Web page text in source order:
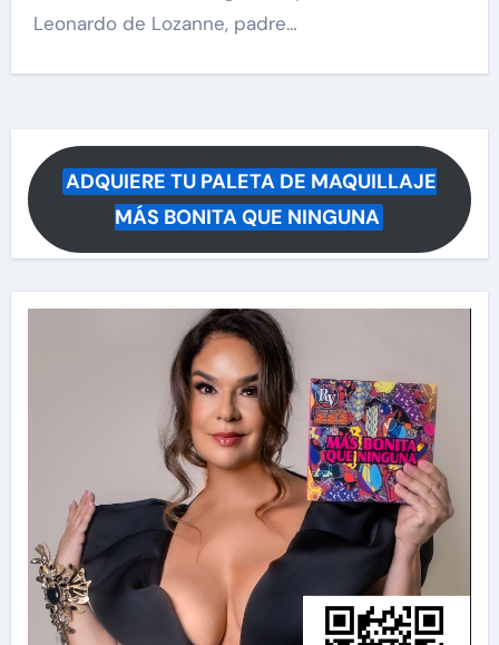
Leonardo de Lozanne, padre…
ADQUIERE TU PALETA DE MAQUILLAJE
MÁS BONITA QUE NINGUNA